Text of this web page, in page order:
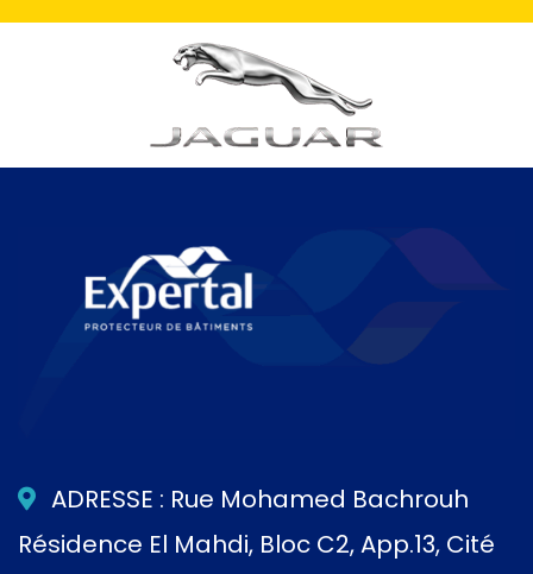
ADRESSE : Rue Mohamed Bachrouh
Résidence El Mahdi, Bloc C2, App.13, Cité